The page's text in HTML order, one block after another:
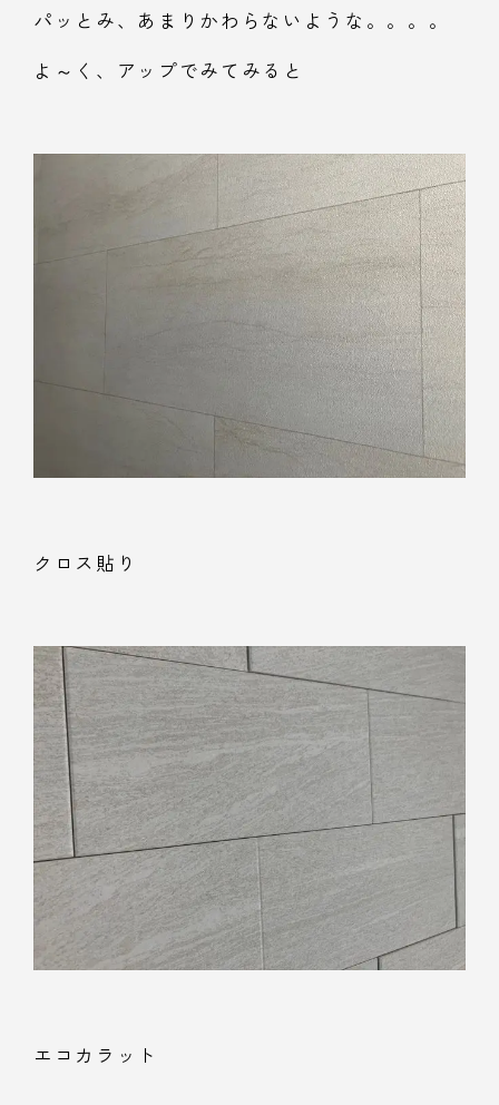
パッとみ、あまりかわらないような。。。。
よ～く、アップでみてみると
クロス貼り
エコカラット